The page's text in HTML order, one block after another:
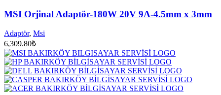
MSI Orjinal Adaptör-180W 20V 9A-4.5mm x 3mm
Adaptör, Msi
6,309.80₺